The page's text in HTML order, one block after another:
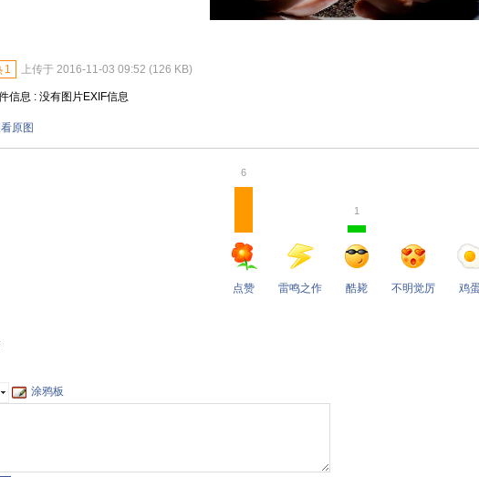
1 上传于 2016-11-03 09:52 (126 KB)
信息 : 没有图片EXIF信息
原图
6
点赞 雷鸣之作
1
酷毙 不明觉厉 鸡蛋
涂鸦板